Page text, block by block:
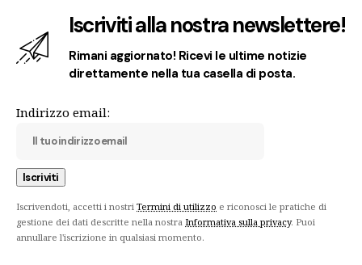
Iscriviti alla nostra newslettere!
Rimani aggiornato! Ricevi le ultime notizie
direttamente nella tua casella di posta.
Indirizzo email:
Iscrivendoti, accetti i nostri Termini di utilizzo e riconosci le pratiche di
gestione dei dati descritte nella nostra Informativa sulla privacy. Puoi
annullare l'iscrizione in qualsiasi momento.